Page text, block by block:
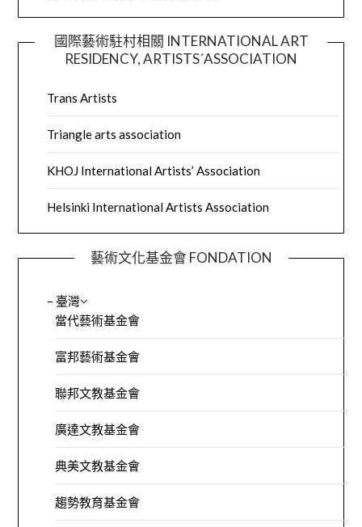
國際藝術駐村相關 INTERNATIONAL ART
RESIDENCY, ARTISTS´ASSOCIATION
Trans Artists
Triangle arts association
KHOJ International Artists’ Association
Helsinki International Artists Association
藝術文化基金會 FONDATION
– 臺灣
當代藝術基金會
富邦藝術基金會
聯邦文教基金會
廣達文教基金會
典美文教基金會
趨勢教育基金會